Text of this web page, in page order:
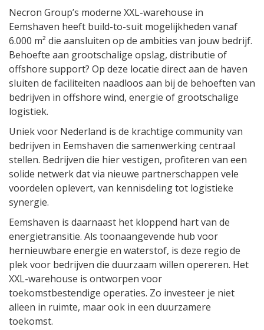
Necron Group’s moderne XXL-warehouse in
Eemshaven heeft build-to-suit mogelijkheden vanaf
6.000 m² die aansluiten op de ambities van jouw bedrijf.
Behoefte aan grootschalige opslag, distributie of
offshore support? Op deze locatie direct aan de haven
sluiten de faciliteiten naadloos aan bij de behoeften van
bedrijven in offshore wind, energie of grootschalige
logistiek.
Uniek voor Nederland is de krachtige community van
bedrijven in Eemshaven die samenwerking centraal
stellen. Bedrijven die hier vestigen, profiteren van een
solide netwerk dat via nieuwe partnerschappen vele
voordelen oplevert, van kennisdeling tot logistieke
synergie.
Eemshaven is daarnaast het kloppend hart van de
energietransitie. Als toonaangevende hub voor
hernieuwbare energie en waterstof, is deze regio de
plek voor bedrijven die duurzaam willen opereren. Het
XXL-warehouse is ontworpen voor
toekomstbestendige operaties. Zo investeer je niet
alleen in ruimte, maar ook in een duurzamere
toekomst.